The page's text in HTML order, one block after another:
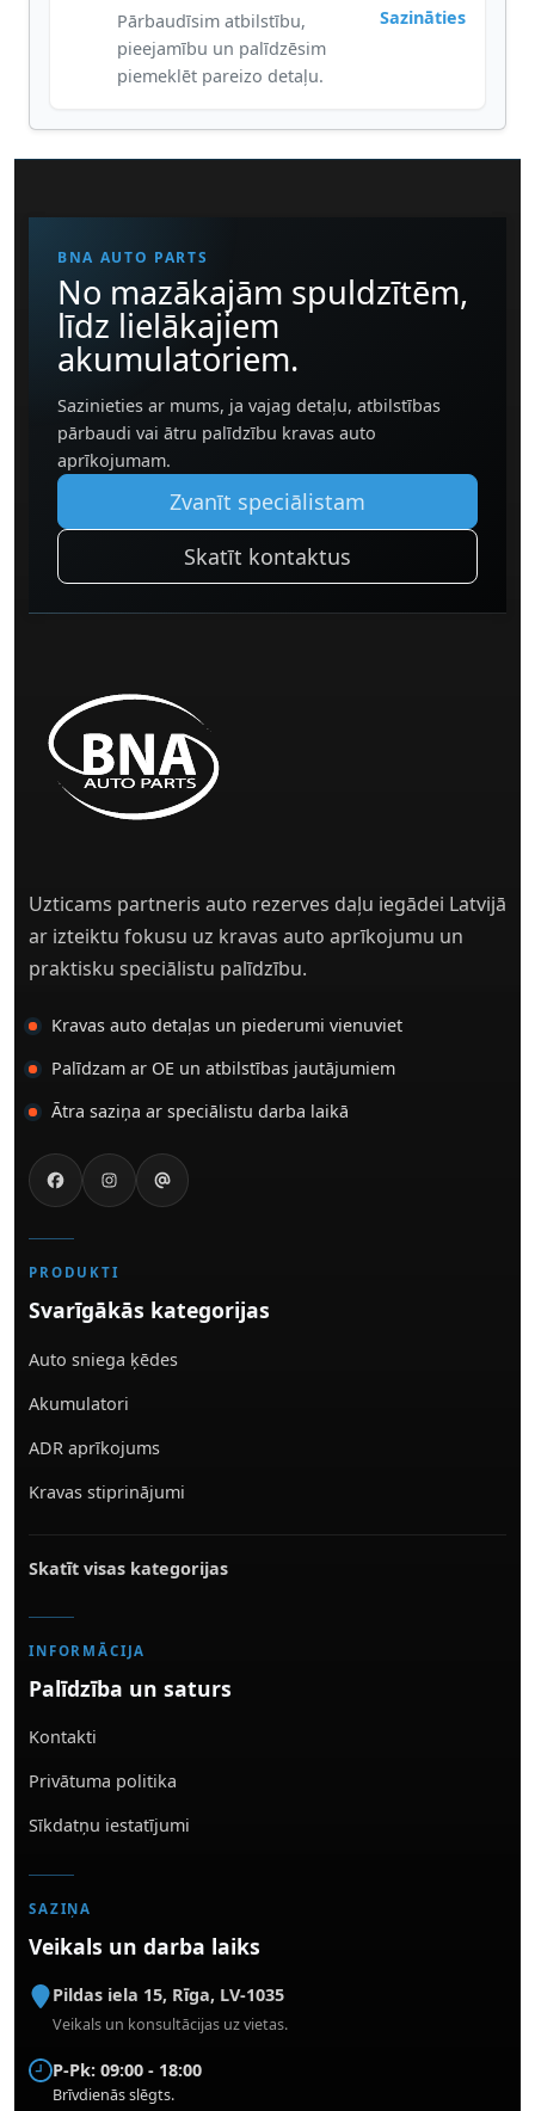
Pārbaudīsim atbilstību,
pieejamību un palīdzēsim
piemeklēt pareizo detaļu.
Sazināties
BNA AUTO PARTS
No mazākajām spuldzītēm,
līdz lielākajiem
akumulatoriem.
Sazinieties ar mums, ja vajag detaļu, atbilstības
pārbaudi vai ātru palīdzību kravas auto
aprīkojumam.
Zvanīt speciālistam
Skatīt kontaktus
Uzticams partneris auto rezerves daļu iegādei Latvijā
ar izteiktu fokusu uz kravas auto aprīkojumu un
praktisku speciālistu palīdzību.
Kravas auto detaļas un piederumi vienuviet
Palīdzam ar OE un atbilstības jautājumiem
Ātra saziņa ar speciālistu darba laikā
PRODUKTI
Svarīgākās kategorijas
Auto sniega ķēdes
Akumulatori
ADR aprīkojums
Kravas stiprinājumi
Skatīt visas kategorijas
INFORMĀCIJA
Palīdzība un saturs
Kontakti
Privātuma politika
Sīkdatņu iestatījumi
SAZIŅA
Veikals un darba laiks
Pildas iela 15, Rīga, LV-1035
Veikals un konsultācijas uz vietas.
P-Pk: 09:00 - 18:00
Brīvdienās slēgts.